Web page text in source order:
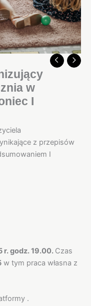
w
I
z przepisów
I
r. godz. 19.00. Czas
w tym praca własna z
.